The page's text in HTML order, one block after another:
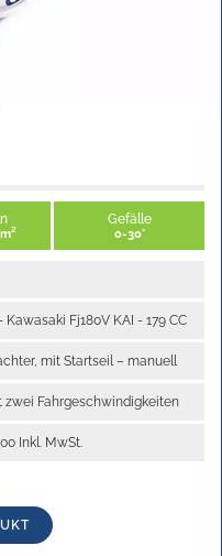
Gefälle
0-30°
Kawasaki Fj180V KAI - 179 CC
mit Startseil – manuell
zwei Fahrgeschwindigkeiten
Inkl. MwSt.